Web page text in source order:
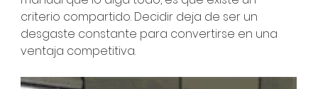
criterio compartido. Decidir deja de ser un
desgaste constante para convertirse en una
ventaja competitiva.